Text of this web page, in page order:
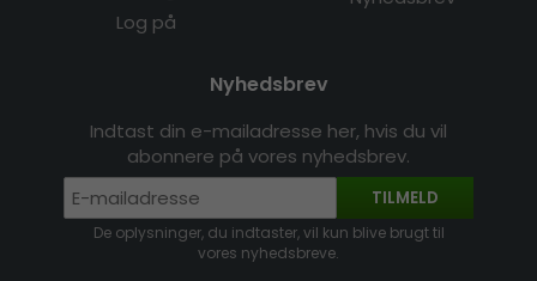
Log på
Nyhedsbrev
Indtast din e-mailadresse her, hvis du vil
abonnere på vores nyhedsbrev.
TILMELD
De oplysninger, du indtaster, vil kun blive brugt til
vores nyhedsbreve.